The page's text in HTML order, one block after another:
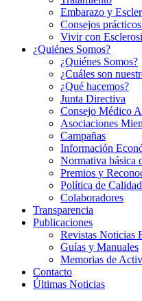
Embarazo y
Consejos
Vivir con
¿Quiénes Somos?
¿Quiénes Somos?
¿Cuáles son
¿Qué hacemos?
Junta Directiva
Consejo Médico
Asociaciones
Campañas
Información
Normativa básica
Premios y
Política de Calidad
Colaboradores
Transparencia
Publicaciones
Revistas Noticias
Guías y Manuales
Memorias de
Contacto
Últimas Noticias